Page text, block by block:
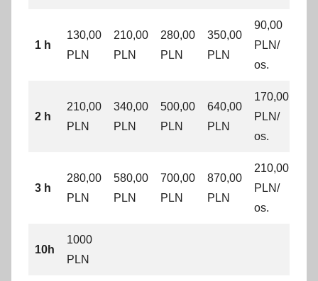
1 h
130,00
PLN
210,00
PLN
280,00
PLN
350,00
PLN
90,00
PLN/
os.
2 h
210,00
PLN
340,00
PLN
500,00
PLN
640,00
PLN
170,00
PLN/
os.
3 h
280,00
PLN
580,00
PLN
700,00
PLN
870,00
PLN
210,00
PLN/
os.
10h
1000
PLN